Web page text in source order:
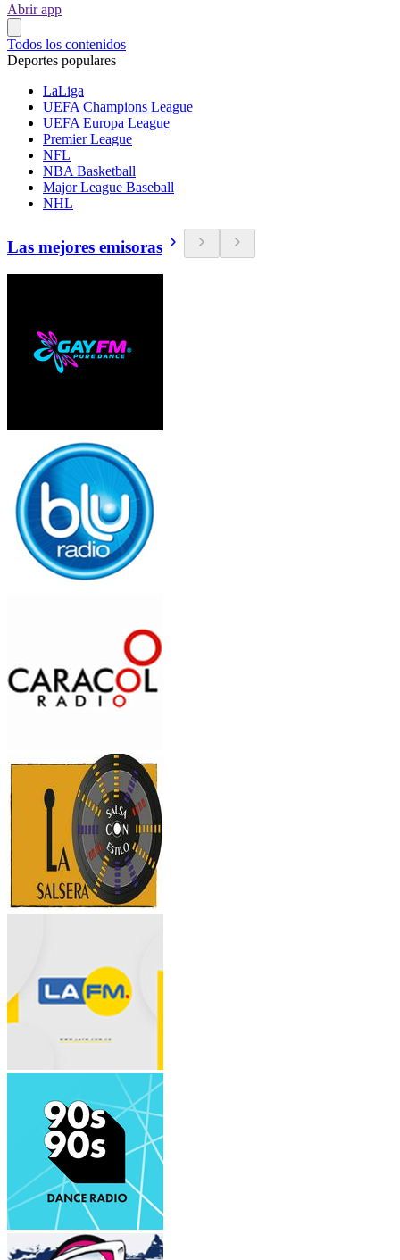
Abrir app
Todos los contenidos
Deportes populares
LaLiga
UEFA Champions League
UEFA Europa League
Premier League
NFL
NBA Basketball
Major League Baseball
NHL
Las mejores emisoras